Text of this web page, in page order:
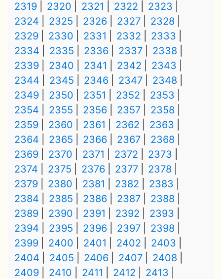
2319
2320 2321 2322
2323
2324
2325 2326 2327
2328
2329
2330 2331 2332
2333
2334
2335 2336 2337
2338
2339
2340 2341 2342
2343
2344
2345 2346 2347
2348
2349
2350 2351 2352
2353
2354
2355 2356 2357
2358
2359
2360 2361 2362
2363
2364
2365 2366 2367
2368
2369
2370 2371 2372
2373
2374
2375 2376 2377
2378
2379
2380 2381 2382
2383
2384
2385 2386 2387
2388
2389
2390 2391 2392
2393
2394
2395 2396 2397
2398
2399
2400 2401 2402
2403
2404
2405 2406 2407
2408
2409
2410 2411 2412
2413